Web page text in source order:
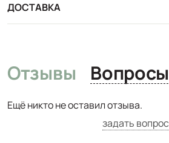
ДОСТАВКА
Отзывы
Ещё никто не оставил отзыва.
задать вопрос